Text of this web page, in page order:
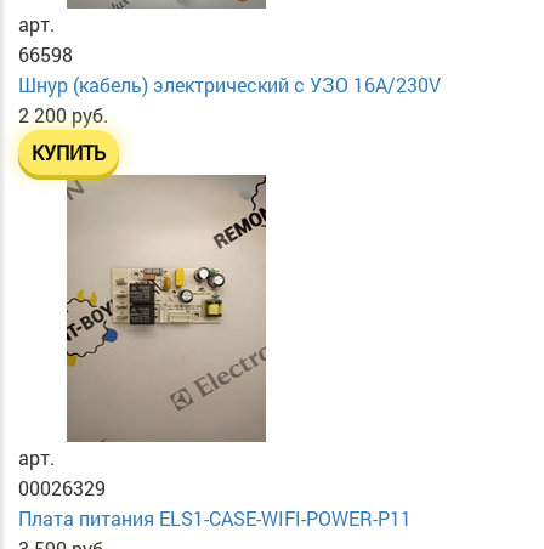
арт.
66598
Шнур (кабель) электрический с УЗО 16А/230V
2 200 руб.
КУПИТЬ
арт.
00026329
Плата питания ELS1-CASE-WIFI-POWER-P11